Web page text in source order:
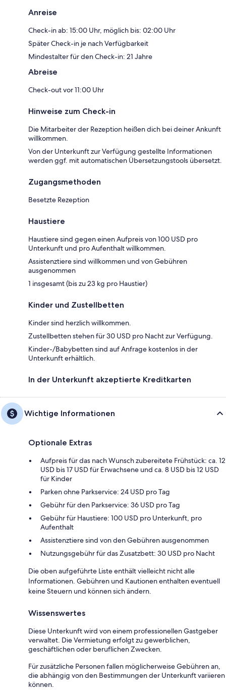
Anreise
Check-in ab: 15:00 Uhr, möglich bis: 02:00 Uhr
Später Check-in je nach Verfügbarkeit
Mindestalter für den Check-in: 21 Jahre
Abreise
Check-out vor 11:00 Uhr
Hinweise zum Check-in
Die Mitarbeiter der Rezeption heißen dich bei deiner Ankunft
willkommen.
Von der Unterkunft zur Verfügung gestellte Informationen
werden ggf. mit automatischen Übersetzungstools übersetzt.
Zugangsmethoden
Besetzte Rezeption
Haustiere
Haustiere sind gegen einen Aufpreis von 100 USD pro
Unterkunft und pro Aufenthalt willkommen.
Assistenztiere sind willkommen und von Gebühren
ausgenommen
1 insgesamt (bis zu 23 kg pro Haustier)
Kinder und Zustellbetten
Kinder sind herzlich willkommen.
Zustellbetten stehen für 30 USD pro Nacht zur Verfügung.
Kinder-/Babybetten sind auf Anfrage kostenlos in der
Unterkunft erhältlich.
In der Unterkunft akzeptierte Kreditkarten
Wichtige Informationen
Optionale Extras
Aufpreis für das nach Wunsch zubereitete Frühstück: ca. 12
USD bis 17 USD für Erwachsene und ca. 8 USD bis 12 USD
für Kinder
Parken ohne Parkservice: 24 USD pro Tag
Gebühr für den Parkservice: 36 USD pro Tag
Gebühr für Haustiere: 100 USD pro Unterkunft, pro
Aufenthalt
Assistenztiere sind von den Gebühren ausgenommen
Nutzungsgebühr für das Zusatzbett: 30 USD pro Nacht
Die oben aufgeführte Liste enthält vielleicht nicht alle
Informationen. Gebühren und Kautionen enthalten eventuell
keine Steuern und können sich ändern.
Wissenswertes
Diese Unterkunft wird von einem professionellen Gastgeber
verwaltet. Die Vermietung erfolgt zu gewerblichen,
geschäftlichen oder beruflichen Zwecken.
Für zusätzliche Personen fallen möglicherweise Gebühren an,
die abhängig von den Bestimmungen der Unterkunft variieren
können.